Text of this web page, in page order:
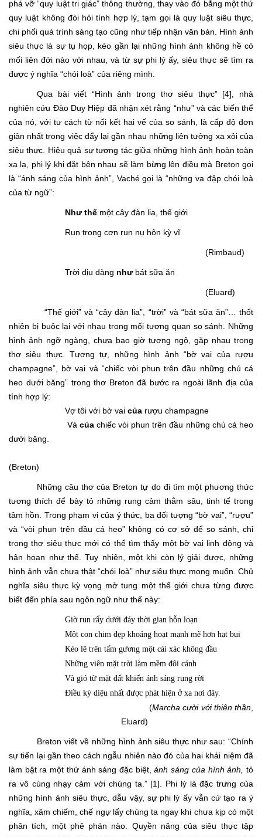
phá vỡ “quy luật tri giác” thông thường, thay vào đó bằng một thứ
quy luật không đòi hỏi tính hợp lý, tạm gọi là quy luật siêu thực,
chi phối quá trình sáng tạo cũng như tiếp nhận văn bản. Hình ảnh
siêu thực là sự tụ họp, kéo gần lại những hình ảnh không hề có
mối liên đới nào với nhau, và từ sự phi lý ấy, siêu thực sẽ tìm ra
được ý nghĩa “chói loà” của riêng mình.
Qua bài viết “Hình ảnh trong thơ siêu thực” [4], nhà
nghiên cứu Đào Duy Hiệp đã nhận xét rằng “như” và các biến thể
của nó, với tư cách từ nối kết hai vế của so sánh, là cấp độ đơn
giản nhất trong việc đẩy lại gần nhau những liên tưởng xa xôi của
siêu thực. Hiệu quả sự tương tác giữa những hình ảnh hoàn toàn
xa lạ, phi lý khi đặt bên nhau sẽ làm bừng lên điều mà Breton gọi
là “ánh sáng của hình ảnh”, Vaché gọi là “những va đập chói loà
của từ ngữ”:
Như thể một cây đàn lia, thế giới
Run trong cơn run nụ hôn kỳ vĩ
(Rimbaud)
Trời dịu dàng nhưbát sữa ăn
(Eluard)
“Thế giới” và “cây đàn lia”, “trời” và “bát sữa ăn”… thốt
nhiên bị buộc lại với nhau trong mối tương quan so sánh. Những
hình ảnh ngỡ ngàng, chưa bao giờ tương ngộ, gặp nhau trong
thơ siêu thực. Tương tự, những hình ảnh “bờ vai của rượu
champagne”, bờ vai và “chiếc vòi phun trên đầu những chú cá
heo dưới băng” trong thơ Breton đã bước ra ngoài lãnh địa của
tính hợp lý:
Vợ tôi với bờ vai của rượu champagne
Và củachiếc vòi phun trên đầu những chú cá heo
dưới băng.
(Breton)
Những câu thơ của Breton tự do đi tìm một phương thức
tương thích để bày tỏ những rung cảm thẳm sâu, tinh tế trong
tâm hồn. Trong phạm vi của ý thức, ba đối tượng “bờ vai”, “rượu”
và “vòi phun trên đầu cá heo” không có cơ sở để so sánh, chỉ
trong thơ siêu thực mới có thể tìm thấy một bờ vai linh động và
hân hoan như thế. Tuy nhiên, một khi còn lý giải được, những
hình ảnh vẫn chưa thật “chói loà” như siêu thực mong muốn. Chủ
nghĩa siêu thực kỳ vọng mở tung một thế giới chưa từng được
biết đến phía sau ngôn ngữ như thế này:
Giờ run rẩy dưới đáy thời gian hỗn loạn
Một con chim đẹp khoáng hoạt mạnh mẽ hơn hạt bụi
Kéo lê trên tấm gương một cái xác không đầu
Những viên mặt trời làm mềm đôi cánh
Và gió từ mặt đất khiến ánh sáng rụng rời
Điều kỳ diệu nhất được phát hiện ở xa nơi đây.
(Marcha cười với thiên thần
Eluard)
Breton viết về những hình ảnh siêu thực như sau: “Chính
sự tiến lại gần theo cách ngẫu nhiên nào đó của hai khái niệm đã
làm bật ra một thứ ánh sáng đặc biệt,ánh sáng của hình ảnh,
tỏ
ra vô cùng nhạy cảm với chúng ta.” [1]. Phi lý là đặc trưng của
những hình ảnh siêu thực, dẫu vậy, sự phi lý ấy vẫn cứ tạo ra ý
nghĩa,xâm chiếm, chế ngự lấy chúng ta ngay khi chưa kịp có một
phân tích, một phê phán nào. Quyền năng của siêu thực tập